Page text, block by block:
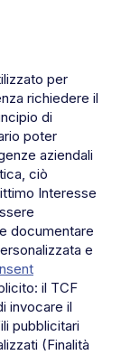
per
richiedere il
di
poter
aziendali
ciò
Interesse
documentare
e
il TCF
invocare il
pubblicitari
(Finalità